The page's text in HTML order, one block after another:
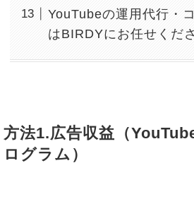
YouTubeの運用代行・
はBIRDYにお任せくだ
方法1.広告収益（
ログラム）